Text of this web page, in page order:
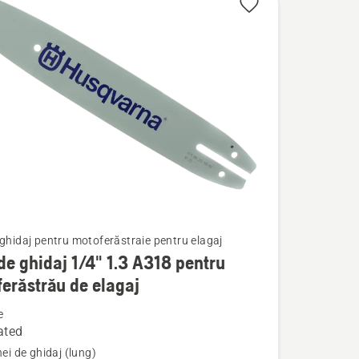
pentru motoferăstraie pentru elagaj
ghidaj 1/4" 1.3 A318 pentru
de elagaj
de ghidaj (lung)